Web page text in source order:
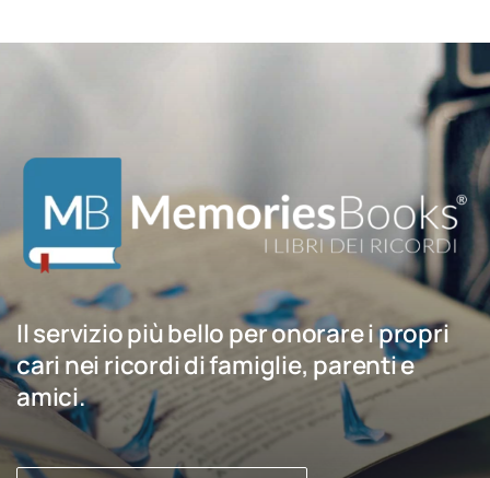
Il servizio più bello per onorare i propri
cari nei ricordi di famiglie, parenti e
amici.